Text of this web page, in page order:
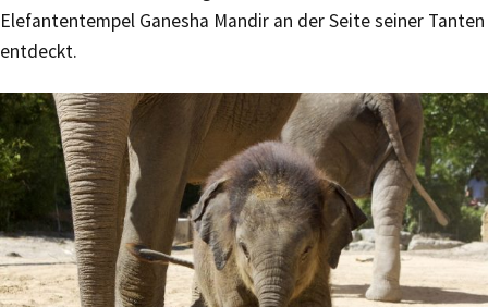
Elefantentempel Ganesha Mandir an der Seite seiner Tanten
entdeckt.